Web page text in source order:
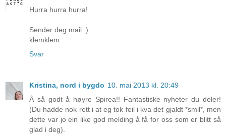
Hurra hurra hurra!
Sender deg mail :)
klemklem
Svar
Kristina, nord i bygdo 10. mai 2013 kl. 20:49
Å så godt å høyre Spirea!! Fantastiske nyheter du deler!
(Du hadde nok rett i at eg tok feil i kva det gjaldt *smil*, men
dette var jo ein like god melding å få for oss som er blitt så
glad i deg).